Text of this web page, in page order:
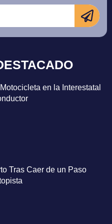
en la Interestatal
Tras Caer de un Paso